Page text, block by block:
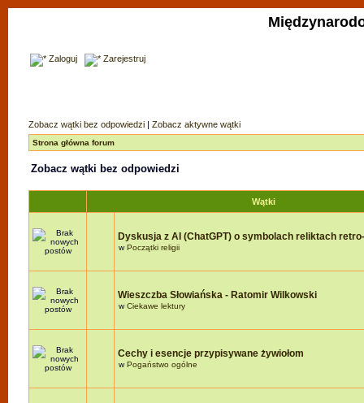
Zaloguj Zarejestruj
Zobacz wątki bez odpowiedzi | Zobacz aktywne wątki
Strona główna forum
Zobacz wątki bez odpowiedzi
Wątki
Dyskusja z AI (ChatGPT) o symbolach reliktach
wPoczątki religii
Wieszczba Słowiańska - Ratomir Wilkowski
wCiekawe lektury
Cechy i esencje przypisywane żywiołom
wPogaństwo ogólne